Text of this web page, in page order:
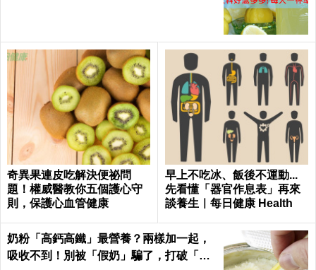
奇異果連皮吃解決便祕問
題！權威醫教你五個護心守
則，保護心血管健康
早上不吃冰、飯後不運動...
先看懂「器官作息表」再來
談養生｜每日健康 Health
奶粉「高鈣高鐵」最營養？兩樣加一起，
吸收不到！別被「假奶」騙了，打破「營